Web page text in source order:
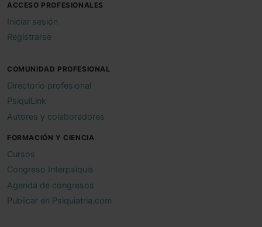
ACCESO PROFESIONALES
Iniciar sesión
Registrarse
COMUNIDAD PROFESIONAL
Directorio profesional
PsiquiLink
Autores y colaboradores
FORMACIÓN Y CIENCIA
Cursos
Congreso Interpsiquis
Agenda de congresos
Publicar en Psiquiatria.com